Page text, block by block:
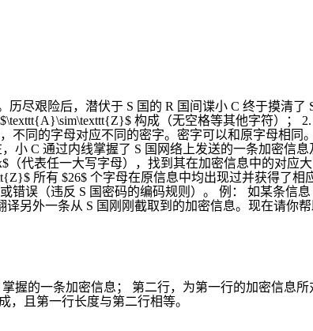
尽艰险后，潜伏于 S 国的 R 国间谍小 C 终于摸清
构成（无空格等其他字符）；
同的字母对应不同的密字。密字可以和原字母相同
小 C 通过内线掌握了 S 国网络上发送的一条加密信
代表任一大写字母），找到其在加密信息中的对应
所有 $26$ 个字母在原信息中均出现过并获得了相
误（违反 S 国密码的编码规则）。 例： 如某条信
另外一条从 S 国刚刚截取到的加密信息。现在请你
握的一条加密信息； 第二行，为第一行的加密信息
，且第一行长度与第二行相等。